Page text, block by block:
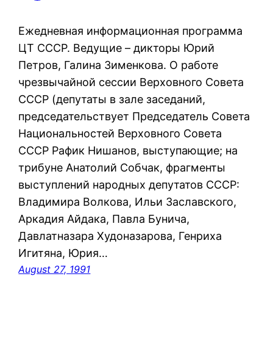
Ежедневная информационная программа
ЦТ СССР. Ведущие – дикторы Юрий
Петров, Галина Зименкова. О работе
чрезвычайной сессии Верховного Совета
СССР (депутаты в зале заседаний,
председательствует Председатель Совета
Национальностей Верховного Совета
СССР Рафик Нишанов, выступающие; на
трибуне Анатолий Собчак, фрагменты
выступлений народных депутатов СССР:
Владимира Волкова, Ильи Заславского,
Аркадия Айдака, Павла Бунича,
Давлатназара Худоназарова, Генриха
Игитяна, Юрия…
August 27, 1991